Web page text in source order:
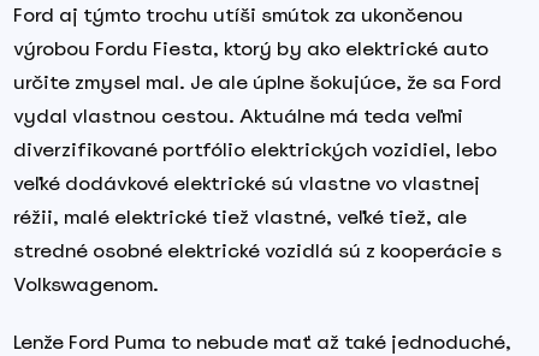
Ford aj týmto trochu utíši smútok za ukončenou
výrobou Fordu Fiesta, ktorý by ako elektrické auto
určite zmysel mal. Je ale úplne šokujúce, že sa Ford
vydal vlastnou cestou. Aktuálne má teda veľmi
diverzifikované portfólio elektrických vozidiel, lebo
veľké dodávkové elektrické sú vlastne vo vlastnej
réžii, malé elektrické tiež vlastné, veľké tiež, ale
stredné osobné elektrické vozidlá sú z kooperácie s
Volkswagenom.
Lenže Ford Puma to nebude mať až také jednoduché,